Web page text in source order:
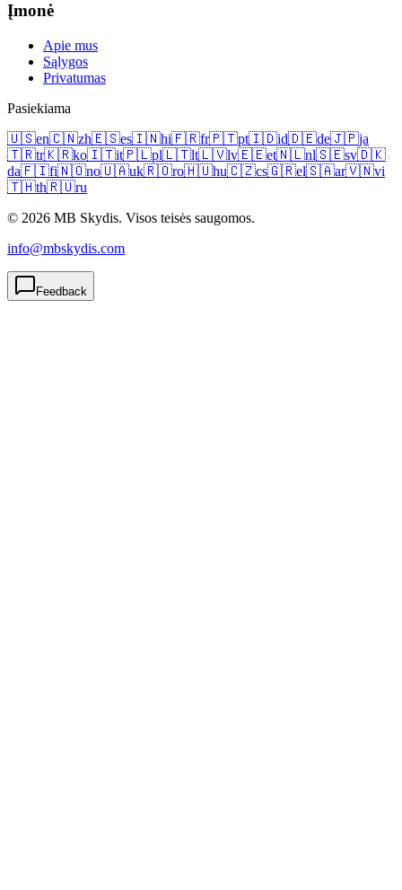
Įmonė
Apie mus
Sąlygos
Privatumas
Pasiekiama
🇺🇸en🇨🇳zh🇪🇸es🇮🇳hi🇫🇷fr🇵🇹pt🇮🇩id🇩🇪de🇯🇵ja
🇹🇷tr🇰🇷ko🇮🇹it🇵🇱pl🇱🇹lt🇱🇻lv🇪🇪et🇳🇱nl🇸🇪sv🇩🇰
da🇫🇮fi🇳🇴no🇺🇦uk🇷🇴ro🇭🇺hu🇨🇿cs🇬🇷el🇸🇦ar🇻🇳vi
🇹🇭th🇷🇺ru
© 2026 MB Skydis. Visos teisės saugomos.
info@mbskydis.com
Feedback